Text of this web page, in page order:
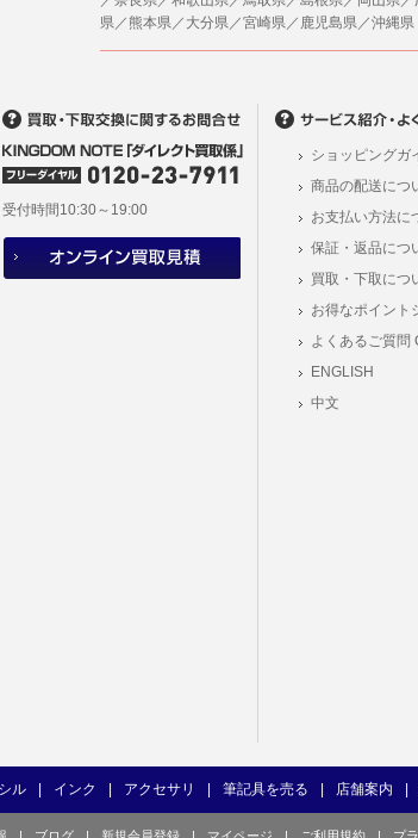
するご質問、ご相談にも対応いたしま
※個人情報の開示請求には手数料とし
(2)当社の個人情報に関するお問合せは
6. 情報の提供
1)弊社は、各ユーザーに対し、当該ユ
ユーザーは、本サイトのメールマガジ
フォームにて入力されたメールアドレ
本サイトからのメールの受け取りを希
本サイト会員のお客様は こちら
※設定変更前にログインする必要があり
メールマガジン会員のお客様はこちら
1) ユーザーは本サイト及び本サービス
(1) 他のユーザー、第三者もしくは弊
(2) 他のユーザー、第三者もしくは弊
(3) 上記の他、他のユーザー、第三者
県／熊本県／大分県／宮崎県／鹿児島県／沖縄県
受付時間10:30～19:00
ショッピングガ
商品の配送につ
お支払い方法に
保証・返品につ
買取・下取につ
お得なポイント
よくあるご質問
ENGLISH
中文
ル インク アクセサリ 筆記具を売る 店舗案内